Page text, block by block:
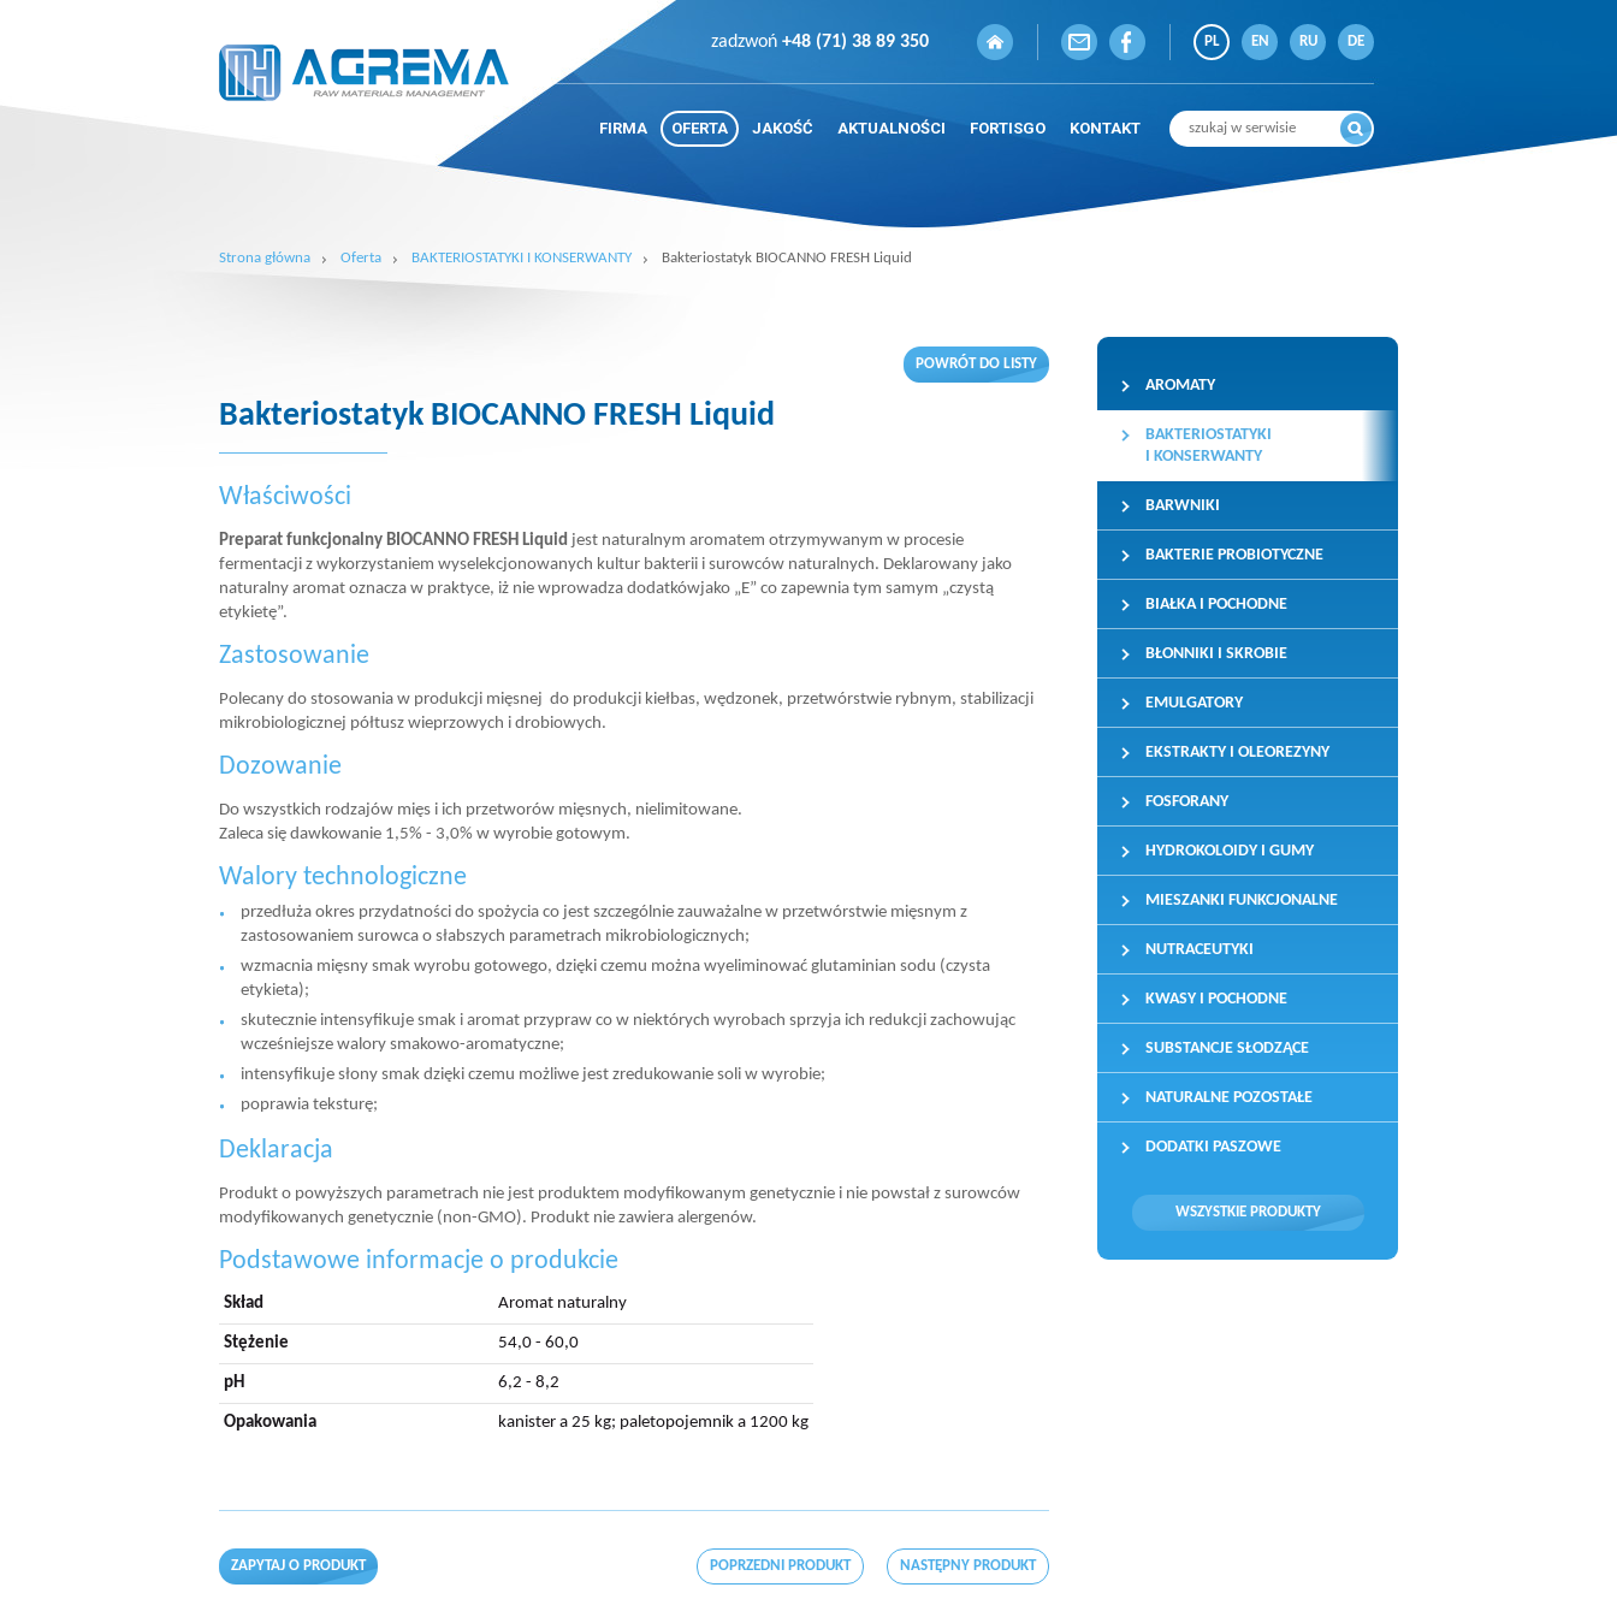
zadzwoń +48 (71) 38 89 350 PL EN RU DE
FIRMA OFERTA JAKOŚĆ AKTUALNOŚCI FORTISGO KONTAKT
Strona główna Oferta BAKTERIOSTATYKI I KONSERWANTY Bakteriostatyk BIOCANNO FRESH Liquid
AROMATY
BAKTERIOSTATYKI
I KONSERWANTY
BARWNIKI
BAKTERIE PROBIOTYCZNE
BIAŁKA I POCHODNE
BŁONNIKI I SKROBIE
EMULGATORY
EKSTRAKTY I OLEOREZYNY
FOSFORANY
HYDROKOLOIDY I GUMY
MIESZANKI FUNKCJONALNE
NUTRACEUTYKI
KWASY I POCHODNE
SUBSTANCJE SŁODZĄCE
NATURALNE POZOSTAŁE
DODATKI PASZOWE
WSZYSTKIE PRODUKTY
POWRÓT DO LISTY
Bakteriostatyk BIOCANNO FRESH Liquid
Właściwości
Preparat funkcjonalny BIOCANNO FRESH Liquid jest naturalnym aromatem otrzymywanym w procesie
fermentacji z wykorzystaniem wyselekcjonowanych kultur bakterii i surowców naturalnych. Deklarowany jako
naturalny aromat oznacza w praktyce, iż nie wprowadza dodatkówjako „E” co zapewnia tym samym „czystą
etykietę”.
Zastosowanie
Polecany do stosowania w produkcji mięsnej do produkcji kiełbas, wędzonek, przetwórstwie rybnym, stabilizacji
mikrobiologicznej półtusz wieprzowych i drobiowych.
Dozowanie
Do wszystkich rodzajów mięs i ich przetworów mięsnych, nielimitowane.
Zaleca się dawkowanie 1,5% - 3,0% w wyrobie gotowym.
Walory technologiczne
przedłuża okres przydatności do spożycia co jest szczególnie zauważalne w przetwórstwie mięsnym z
zastosowaniem surowca o słabszych parametrach mikrobiologicznych;
wzmacnia mięsny smak wyrobu gotowego, dzięki czemu można wyeliminować glutaminian sodu (czysta
etykieta);
skutecznie intensyfikuje smak i aromat przypraw co w niektórych wyrobach sprzyja ich redukcji zachowując
wcześniejsze walory smakowo-aromatyczne;
intensyfikuje słony smak dzięki czemu możliwe jest zredukowanie soli w wyrobie;
poprawia teksturę;
Deklaracja
Produkt o powyższych parametrach nie jest produktem modyfikowanym genetycznie i nie powstał z surowców
modyfikowanych genetycznie (non-GMO). Produkt nie zawiera alergenów.
Podstawowe informacje o produkcie
Skład Aromat naturalny
Stężenie 54,0 - 60,0
pH 6,2 - 8,2
Opakowania kanister a 25 kg; paletopojemnik a 1200 kg
ZAPYTAJ O PRODUKT POPRZEDNI PRODUKT NASTĘPNY PRODUKT